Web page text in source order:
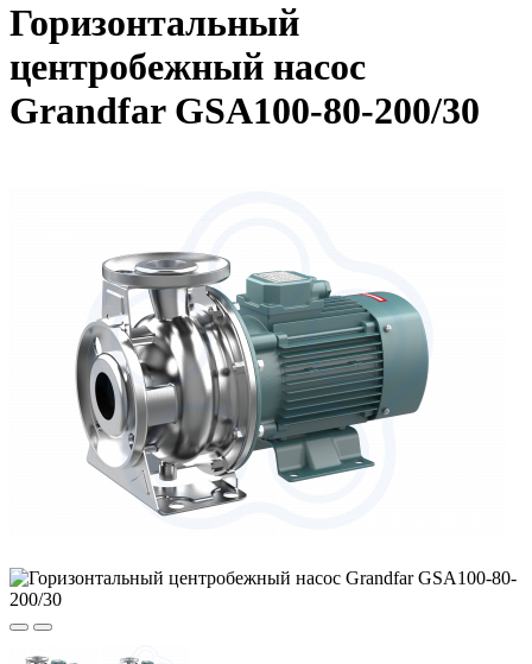
Горизонтальный
центробежный насос
Grandfar GSA100-80-200/30